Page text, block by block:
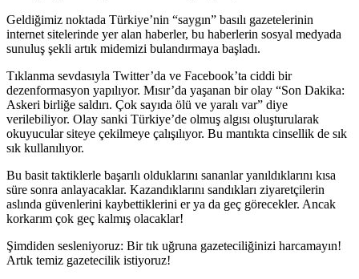
Geldiğimiz noktada Türkiye’nin “saygın” basılı gazetelerinin
internet sitelerinde yer alan haberler, bu haberlerin sosyal medyada
sunuluş şekli artık midemizi bulandırmaya başladı.
Tıklanma sevdasıyla Twitter’da ve Facebook’ta ciddi bir
dezenformasyon yapılıyor. Mısır’da yaşanan bir olay “Son Dakika:
Askeri birliğe saldırı. Çok sayıda ölü ve yaralı var” diye
verilebiliyor. Olay sanki Türkiye’de olmuş algısı oluşturularak
okuyucular siteye çekilmeye çalışılıyor. Bu mantıkta cinsellik de sık
sık kullanılıyor.
Bu basit taktiklerle başarılı olduklarını sananlar yanıldıklarını kısa
süre sonra anlayacaklar. Kazandıklarını sandıkları ziyaretçilerin
aslında güvenlerini kaybettiklerini er ya da geç görecekler. Ancak
korkarım çok geç kalmış olacaklar!
Şimdiden sesleniyoruz: Bir tık uğruna gazeteciliğinizi harcamayın!
Artık temiz gazetecilik istiyoruz!